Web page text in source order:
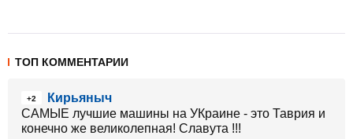
ТОП КОММЕНТАРИИ
+2
Кирьяныч
САМЫЕ лучшие машины на УКраине - это Таврия и
конечно же великолепная! Славута !!!